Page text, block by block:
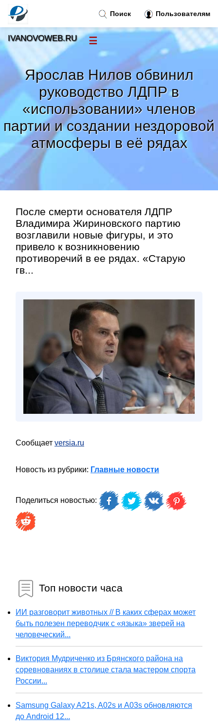
Ярослав Нилов обвинил
руководство ЛДПР в
«использовании» членов
партии и создании нездоровой
атмосферы в её рядах
После смерти основателя ЛДПР
Владимира Жириновского партию
возглавили новые фигуры, и это
привело к возникновению
противоречий в ее рядах. «Старую
гв...
Сообщает versia.ru
Новость из рубрики: Главные новости
Поделиться новостью:
Топ новости часа
ИИ разговорит животных // В каких сферах может
быть полезен переводчик с «языка» зверей на
человеческий...
Виктория Мудриченко из Брянского района на
соревнованиях в столице стала мастером спорта
России...
Samsung Galaxy A21s, A02s и A03s обновляются
до Android 12...
Поиск Пользователям
IVANOVOWEB.RU ☰
Тренды новостей»
Рубрики»
Правила »
Контакт